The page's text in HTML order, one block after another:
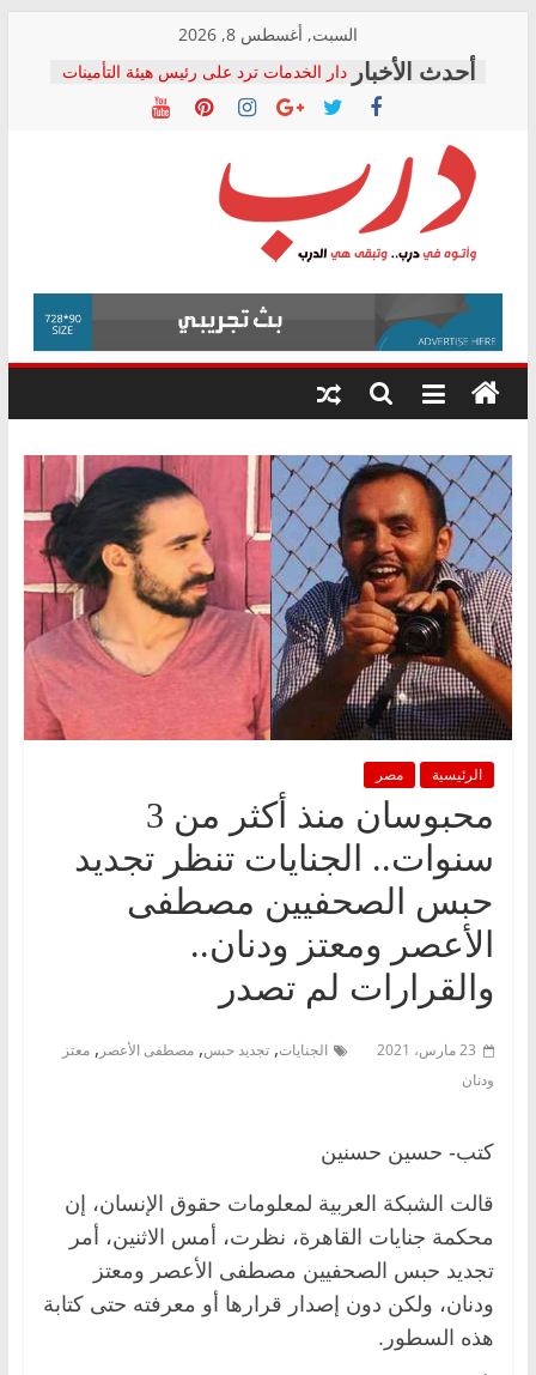
content
السبت, أغسطس 8, 2026
دار الخدمات ترد على رئيس هيئة التأمينات
بعد مؤتمره الصحفي: إنكار الأزمة لا ينهي
معاناة أصحاب المعاشات.. ونطالب بكشف
فرحات سليمان يكتب: القطاع الصحي إلى
أين؟
حزب التحالف الشعبي يطلق لجنة “الحق
في الصحة” بالإسكندرية لرصد الانتهاكات
ودعم المرضى
الوزاري لمدينة الصحفيين.. وانتهاء أعمال
إنشاء المبنى الإداري
المجلس القومي لحقوق الإنسان يعلن
متابعة قضية الدكتور محمد زهران.. ويؤكد:
قرينة البراءة وضمانات المحاكمة العادلة
درب
وأتوه
درب..
وتبقى
هي
الرئيسية مصر
محبوسان منذ أكثر من 3
سنوات.. الجنايات تنظر تجديد
حبس الصحفيين مصطفى
الأعصر ومعتز ودنان..
والقرارات لم تصدر
23 مارس، 2021 الجنايات, تجديد حبس, مصطفى الأعصر , معتز
ودنان
كتب- حسين حسنين
قالت الشبكة العربية لمعلومات حقوق الإنسان، إن
محكمة جنايات القاهرة، نظرت، أمس الاثنين، أمر
تجديد حبس الصحفيين مصطفى الأعصر ومعتز
ودنان، ولكن دون إصدار قرارها أو معرفته حتى كتابة
هذه السطور.